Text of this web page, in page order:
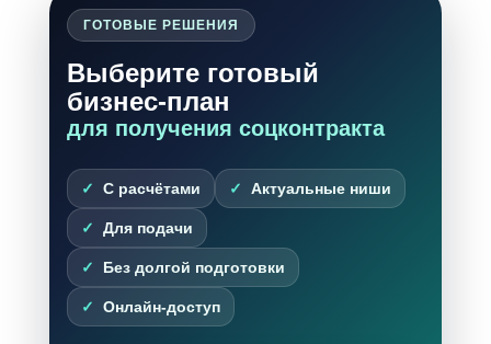
ГОТОВЫЕ РЕШЕНИЯ
Выберите готовый
бизнес-план
для получения соцконтракта
С расчётами Актуальные ниши
Для подачи
Без долгой подготовки
Онлайн-доступ